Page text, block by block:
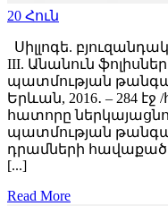
20 Հուն
Սիլլոգե.
III. Անանուն
պատմության
Երևան, 2016․ – 284
հատորը
պատմության
դրամների
[...]
Read More